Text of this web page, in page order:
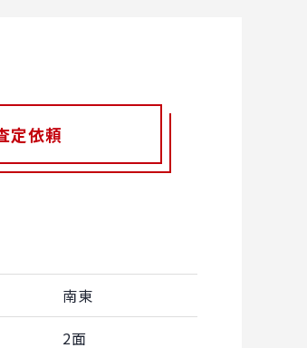
定依頼
南東
2面